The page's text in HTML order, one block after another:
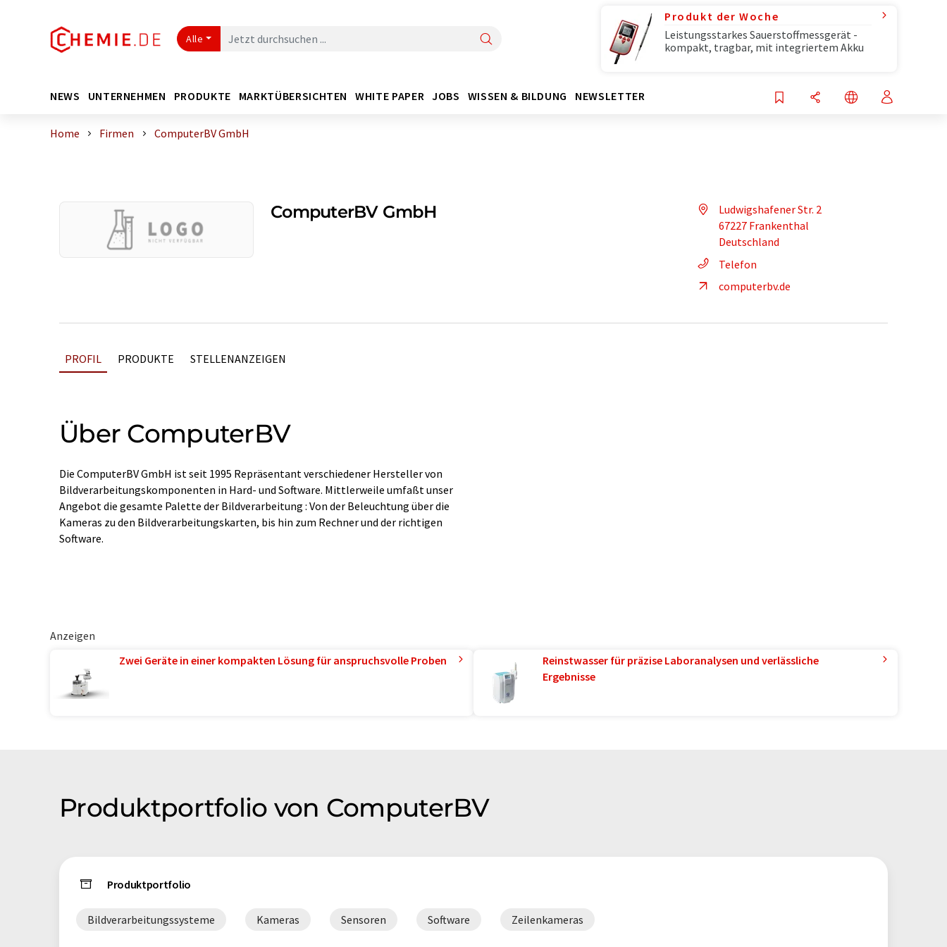
Alle
Produkt der Woche
Leistungsstarkes Sauerstoffmessgerät -
kompakt, tragbar, mit integriertem Akku
NEWS UNTERNEHMEN PRODUKTE MARKTÜBERSICHTEN WHITE PAPER JOBS WISSEN & BILDUNG NEWSLETTER
Home Firmen ComputerBV GmbH
ComputerBV GmbH
Ludwigshafener Str. 2
67227 Frankenthal
Deutschland
Telefon
computerbv.de
PROFIL PRODUKTE STELLENANZEIGEN
Über ComputerBV
Die ComputerBV GmbH ist seit 1995 Repräsentant verschiedener Hersteller von
Bildverarbeitungskomponenten in Hard- und Software. Mittlerweile umfaßt unser
Angebot die gesamte Palette der Bildverarbeitung : Von der Beleuchtung über die
Kameras zu den Bildverarbeitungskarten, bis hin zum Rechner und der richtigen
Software.
Anzeigen
Zwei Geräte in einer kompakten Lösung für anspruchsvolle Proben
Reinstwasser für präzise Laboranalysen und verlässliche
Ergebnisse
Produktportfolio von ComputerBV
Produktportfolio
Bildverarbeitungssysteme Kameras Sensoren Software Zeilenkameras